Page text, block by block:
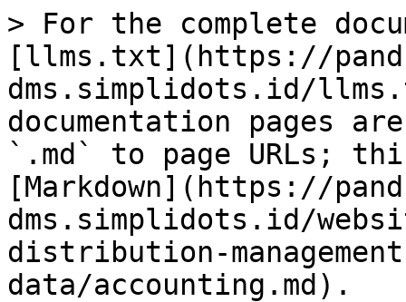
> For the complete
[llms.txt](https://
dms.simplidots.id/
documentation pages
`.md` to page URLs;
[Markdown](https://
dms.simplidots.id/
distribution-
data/accounting.md).